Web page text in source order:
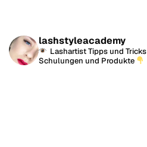
lashstyleacademy
Lashartist Tipps und Tricks
Schulungen und Produkte